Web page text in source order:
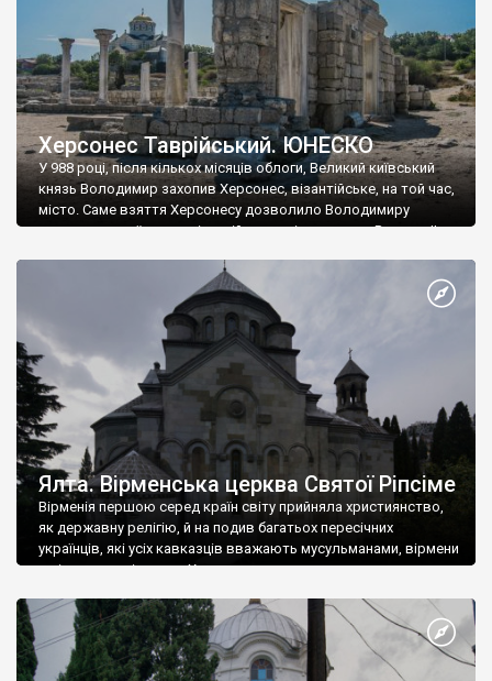
Херсонес Таврійський. ЮНЕСКО
У 988 році, після кількох місяців облоги, Великий київський
князь Володимир захопив Херсонес, візантійське, на той час,
місто. Саме взяття Херсонесу дозволило Володимиру
диктувати свої умови візантійському імператору Василю ІІ, та
Херсонесі Володимир-язичник, став Василем-християнином.
А потім було Хрещення Русі. На честь Херсонесу Таврійського
Ялта. Вірменська церква Святої Ріпсіме
Вірменія першою серед країн світу прийняла християнство,
як державну релігію, й на подив багатьох пересічних
українців, які усіх кавказців вважають мусульманами, вірмени
є відданими вірянами Христа